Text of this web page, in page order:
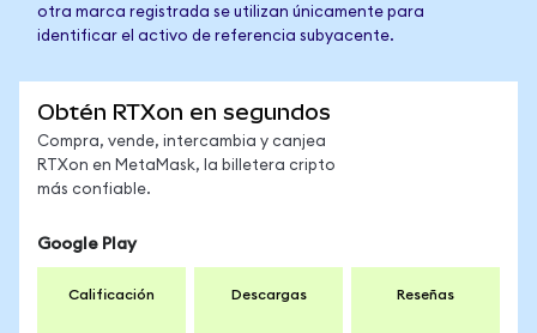
otra marca registrada se utilizan únicamente para
identificar el activo de referencia subyacente.
Obtén RTXon en segundos
Compra, vende, intercambia y canjea
RTXon en MetaMask, la billetera cripto
más confiable.
Google Play
Calificación Descargas Reseñas